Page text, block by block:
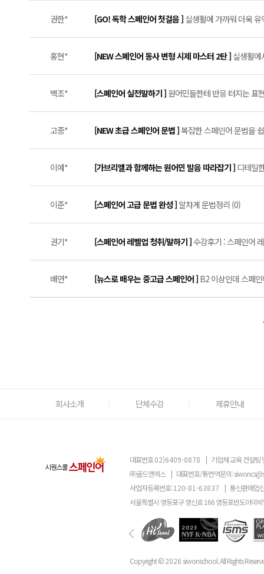
권한* [GO! 독학 스페인어 첫걸음 ] 실생활에 가까워 더욱
홍현* [NEW 스페인어 동사 변형 시제 마스터 2탄 ] 실생활에
백조* [스페인어 실전말하기 ] 원어민들한테 반응 터지는 표
고종* [NEW 초급 스페인어 문법 ]복잡한 스페인어 문법을
이예* [가브리엘과 함께하는 원어민 발음 따라잡기 ] 디테일
이준* [스페인어 고급 문법 완성 ] 알차게 문법정리 (0)
권기* [스페인어 레벨업 청취/말하기 ]수강후기 : 스페인어
배연* [뉴스로 배우는 중고급 스페인어 ] B2 이상인데 스페
회사소개 단체수강 제휴안내
대표번호02)6409-0878 | 기업체 교육 컨설팅
㈜골드앤에스 | 대표번호/통번역문의:
사업자등록번호:120-81-63837 | 통신판매업
서울특별시 영등포구 영신로 166 영등포반도아이
Copyright ©2026 siwonschool. All Rights